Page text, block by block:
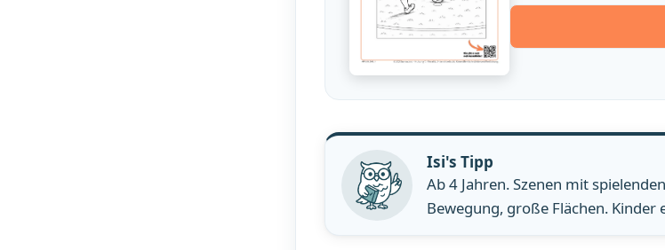
Isi's Tipp
Ab 4 Jahren. Szenen mit
Bewegung, große Flächen.